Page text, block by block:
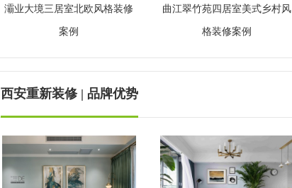
灞业大境三居室北欧风格装修
案例
曲江翠竹苑四居室美式乡村风
格装修案例
西安重新装修 | 品牌优势